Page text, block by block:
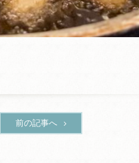
前の記事へ